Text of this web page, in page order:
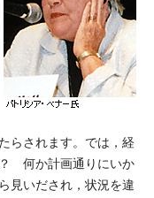
らされます。では，経
何か計画通りにいか
見いだされ，状況を違